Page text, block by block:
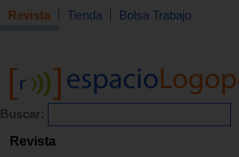
Revista Tienda Bolsa Trabajo
Buscar:
Revista